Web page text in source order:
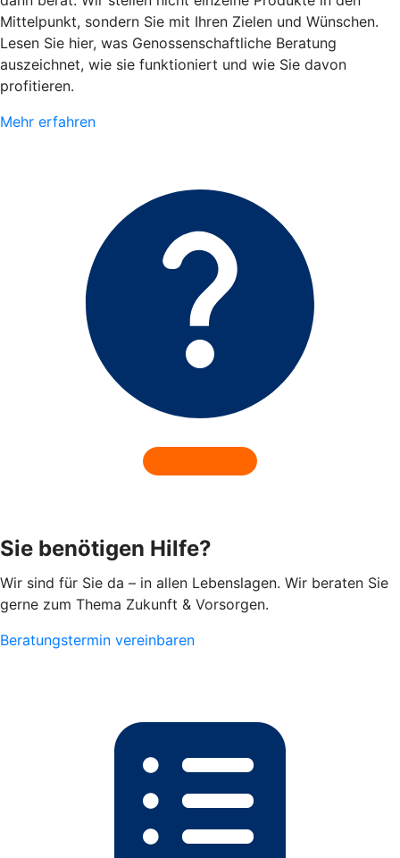
Mittelpunkt, sondern Sie mit Ihren Zielen und Wünschen.
Lesen Sie hier, was Genossenschaftliche Beratung
auszeichnet, wie sie funktioniert und wie Sie davon
profitieren.
Mehr erfahren
Sie benötigen Hilfe?
Wir sind für Sie da – in allen Lebenslagen. Wir beraten Sie
gerne zum Thema Zukunft & Vorsorgen.
Beratungstermin vereinbaren